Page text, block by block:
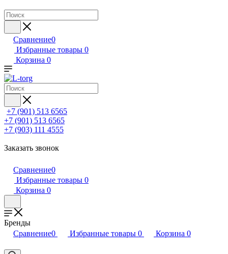
Сравнение0
Избранные товары 0
Корзина 0
+7 (901) 513 6565
+7 (901) 513 6565
+7 (903) 111 4555
Заказать звонок
Сравнение0
Избранные товары 0
Корзина 0
Бренды
Сравнение0 Избранные товары 0 Корзина 0